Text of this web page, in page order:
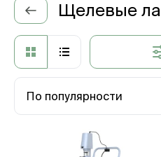
Щелевые
По популярности